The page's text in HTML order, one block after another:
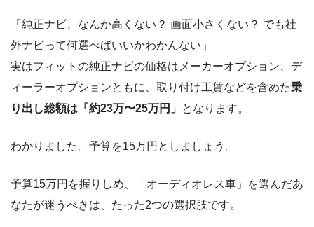
「純正ナビ、なんか高くない？ 画面小さくない？ でも社
外ナビって何選べばいいかわかんない」
実はフィットの純正ナビの価格はメーカーオプション、デ
ィーラーオプションともに、取り付け工賃などを含めた乗
り出し総額は「約23万〜25万円」 となります。
わかりました。予算を15万円としましょう。
予算15万円を握りしめ、「オーディオレス車」を選んだあ
なたが迷うべきは、たった2つの選択肢です。